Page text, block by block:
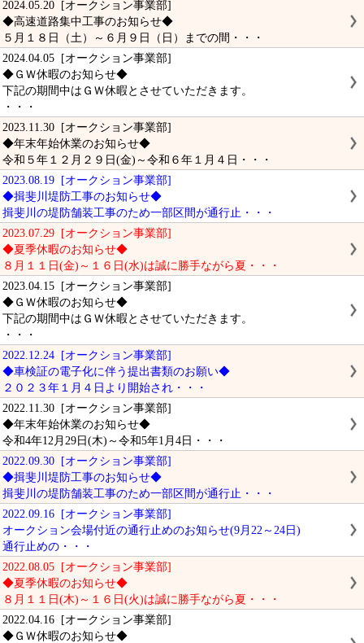
2024.05.20 [オークション事業部]
◆高速道路集中工事のお知らせ◆
５月１８日（土）～６月９日（日）までの間・・・
2024.04.05 [オークション事業部]
◆ＧＷ休暇のお知らせ◆
下記の期間中はＧＷ休暇とさせていただきます。
・・・
2023.11.30 [オークション事業部]
◆年末年始休業のお知らせ◆
令和５年１２月２９日(金)～令和６年１月４日・・・
2023.08.19 [オークション事業部]
◆揖斐川堤防工事のお知らせ◆
揖斐川の堤防舗装工事のため一部区間が通行止・・・
2023.07.29 [オークション事業部]
◆夏季休暇のお知らせ◆
８月１１日(金)～１６日(水)は誠に勝手ながら夏・・・
2023.04.15 [オークション事業部]
◆ＧＷ休暇のお知らせ◆
下記の期間中はＧＷ休暇とさせていただきます。
・・・
2022.12.24 [オークション事業部]
◆車検証の電子化に伴う提出書類のお願い◆
２０２３年１月４日より開始され・・・
2022.11.30 [オークション事業部]
◆年末年始休業のお知らせ◆
令和4年12月29日(木)～令和5年1月4日・・・
2022.09.30 [オークション事業部]
◆揖斐川堤防工事のお知らせ◆
揖斐川の堤防舗装工事のため一部区間が通行止・・・
2022.09.16 [オークション事業部]
オークション会場付近の通行止めのお知らせ(9月22～24日)
通行止めの・・・
2022.08.05 [オークション事業部]
◆夏季休暇のお知らせ◆
８月１１日(木)～１６日(火)は誠に勝手ながら夏・・・
2022.04.16 [オークション事業部]
◆ＧＷ休暇のお知らせ◆